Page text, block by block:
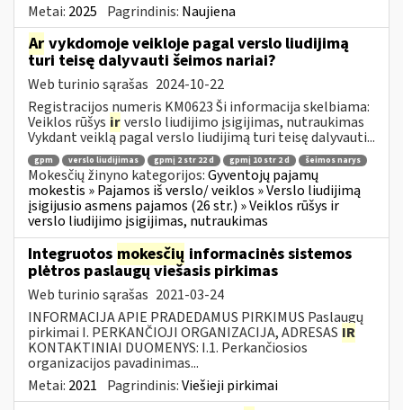
Metai: 2025 Pagrindinis: Naujiena
Ar vykdomoje veikloje pagal verslo liudijimą
turi teisę dalyvauti šeimos nariai?
Web turinio sąrašas 2024-10-22
Registracijos numeris KM0623 Ši informacija skelbiama:
Veiklos rūšys irverslo liudijimo įsigijimas, nutraukimas
Vykdant veiklą pagal verslo liudijimą turi teisę dalyvauti...
gpm verslo liudijimas gpmį 2 str 22 d gpmį 10 str 2 d šeimos narys
Mokesčių žinyno kategorijos:Gyventojų pajamų
mokestis » Pajamos iš verslo/ veiklos » Verslo liudijimą
įsigijusio asmens pajamos (26 str.) » Veiklos rūšys ir
verslo liudijimo įsigijimas, nutraukimas
Integruotos mokesčių informacinės sistemos
plėtros paslaugų viešasis pirkimas
Web turinio sąrašas 2021-03-24
INFORMACIJA APIE PRADEDAMUS PIRKIMUS Paslaugų
pirkimai I. PERKANČIOJI ORGANIZACIJA, ADRESAS IR
KONTAKTINIAI DUOMENYS: I.1. Perkančiosios
organizacijos pavadinimas...
Metai: 2021 Pagrindinis:Viešieji pirkimai